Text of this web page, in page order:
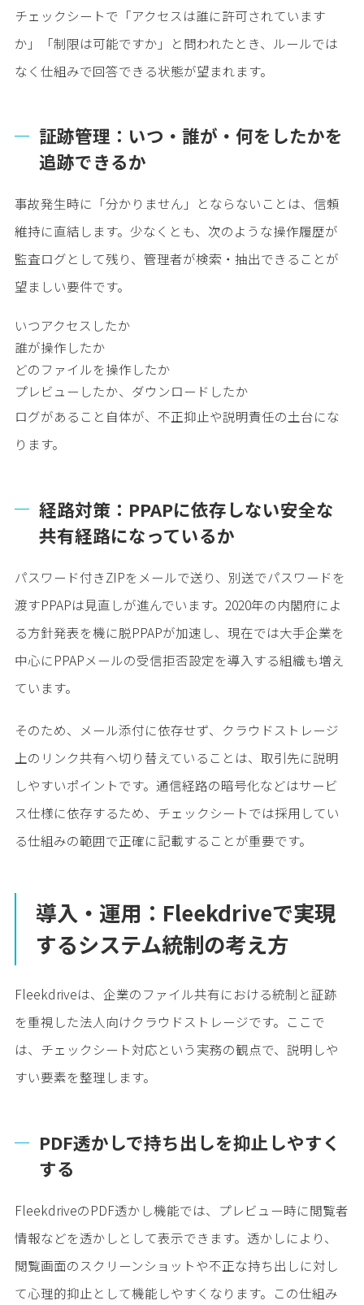
チェックシートで「アクセスは誰に許可されています
か」「制限は可能ですか」と問われたとき、ルールでは
なく仕組みで回答できる状態が望まれます。
証跡管理：いつ・誰が・何をしたかを
追跡できるか
事故発生時に「分かりません」とならないことは、信頼
維持に直結します。少なくとも、次のような操作履歴が
監査ログとして残り、管理者が検索・抽出できることが
望ましい要件です。
いつアクセスしたか
誰が操作したか
どのファイルを操作したか
プレビューしたか、ダウンロードしたか
ログがあること自体が、不正抑止や説明責任の土台にな
ります。
経路対策：PPAPに依存しない安全な
共有経路になっているか
パスワード付きZIPをメールで送り、別送でパスワードを
渡すPPAPは見直しが進んでいます。2020年の内閣府によ
る方針発表を機に脱PPAPが加速し、現在では大手企業を
中心にPPAPメールの受信拒否設定を導入する組織も増え
ています。
そのため、メール添付に依存せず、クラウドストレージ
上のリンク共有へ切り替えていることは、取引先に説明
しやすいポイントです。通信経路の暗号化などはサービ
ス仕様に依存するため、チェックシートでは採用してい
る仕組みの範囲で正確に記載することが重要です。
導入・運用：Fleekdriveで実現
するシステム統制の考え方
Fleekdriveは、企業のファイル共有における統制と証跡
を重視した法人向けクラウドストレージです。ここで
は、チェックシート対応という実務の観点で、説明しや
すい要素を整理します。
PDF透かしで持ち出しを抑止しやすく
する
FleekdriveのPDF透かし機能では、プレビュー時に閲覧者
情報などを透かしとして表示できます。透かしにより、
閲覧画面のスクリーンショットや不正な持ち出しに対し
て心理的抑止として機能しやすくなります。この仕組み